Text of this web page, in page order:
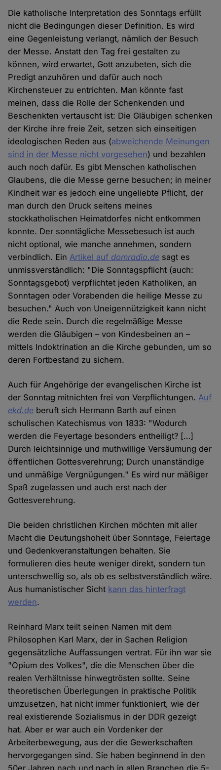
Die katholische Interpretation des Sonntags erfüllt
nicht die Bedingungen dieser Definition. Es wird
eine Gegenleistung verlangt, nämlich der Besuch
der Messe. Anstatt den Tag frei gestalten zu
können, wird erwartet, Gott anzubeten, sich die
Predigt anzuhören und dafür auch noch
Kirchensteuer zu entrichten. Man könnte fast
meinen, dass die Rolle der Schenkenden und
Beschenkten vertauscht ist: Die Gläubigen schenken
der Kirche ihre freie Zeit, setzen sich einseitigen
ideologischen Reden aus (abweichende Meinungen
sind in der Messe nicht vorgesehen) und bezahlen
auch noch dafür. Es gibt Menschen katholischen
Glaubens, die die Messe gerne besuchen; in meiner
Kindheit war es jedoch eine ungeliebte Pflicht, der
man durch den Druck seitens meines
stockkatholischen Heimatdorfes nicht entkommen
konnte. Der sonntägliche Messebesuch ist auch
nicht optional, wie manche annehmen, sondern
verbindlich. EinArtikel auf domradio.de sagt es
unmissverständlich: "Die Sonntagspflicht (auch:
Sonntagsgebot) verpflichtet jeden Katholiken, an
Sonntagen oder Vorabenden die heilige Messe zu
besuchen." Auch von Uneigennützigkeit kann nicht
die Rede sein. Durch die regelmäßige Messe
werden die Gläubigen – von Kindesbeinen an –
mittels Indoktrination an die Kirche gebunden, um so
deren Fortbestand zu sichern.
Auch für Angehörige der evangelischen Kirche ist
der Sonntag mitnichten frei von Verpflichtungen.Auf
ekd.de beruft sich Hermann Barth auf einen
schulischen Katechismus von 1833: "Wodurch
werden die Feyertage besonders entheiligt? […]
Durch leichtsinnige und muthwillige Versäumung der
öffentlichen Gottesverehrung; Durch unanständige
und unmäßige Vergnügungen." Es wird nur mäßiger
Spaß zugelassen und auch erst nach der
Gottesverehrung.
Die beiden christlichen Kirchen möchten mit aller
Macht die Deutungshoheit über Sonntage, Feiertage
und Gedenkveranstaltungen behalten. Sie
formulieren dies heute weniger direkt, sondern tun
unterschwellig so, als ob es selbstverständlich wäre.
Aus humanistischer Sicht kann das hinterfragt
werden.
Reinhard Marx teilt seinen Namen mit dem
Philosophen Karl Marx, der in Sachen Religion
gegensätzliche Auffassungen vertrat. Für ihn war sie
"Opium des Volkes", die die Menschen über die
realen Verhältnisse hinwegtrösten sollte. Seine
theoretischen Überlegungen in praktische Politik
umzusetzen, hat nicht immer funktioniert, wie der
real existierende Sozialismus in der DDR gezeigt
hat. Aber er war auch ein Vordenker der
Arbeiterbewegung, aus der die Gewerkschaften
hervorgegangen sind. Sie haben beginnend in den